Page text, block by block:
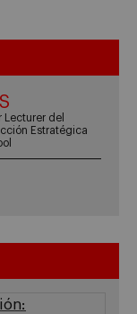
Lecturer del
Estratégica